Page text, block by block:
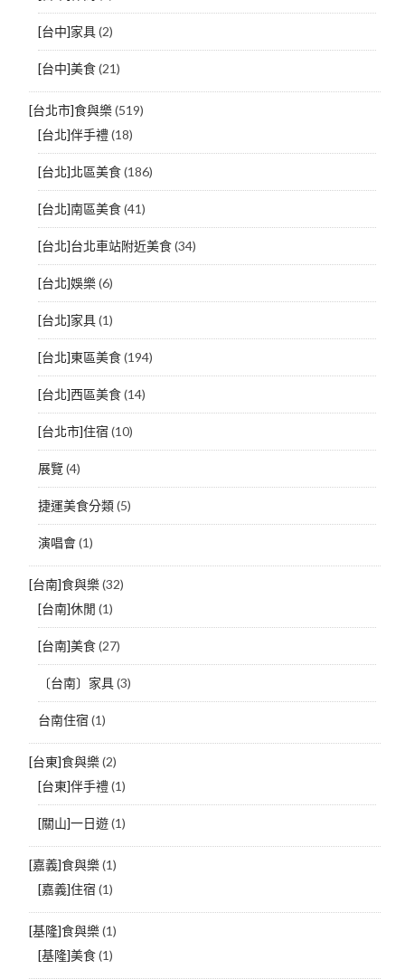
[台中]家具(2)
[台中]美食(21)
[台北市]食與樂(519)
[台北]伴手禮(18)
[台北]北區美食(186)
[台北]南區美食(41)
[台北]台北車站附近美食(34)
[台北]娛樂(6)
[台北]家具(1)
[台北]東區美食(194)
[台北]西區美食(14)
[台北市]住宿 (10)
展覽(4)
捷運美食分類(5)
演唱會(1)
[台南]食與樂(32)
[台南]休閒 (1)
[台南]美食(27)
〔台南〕家具(3)
台南住宿 (1)
[台東]食與樂(2)
[台東]伴手禮(1)
[關山]一日遊(1)
[嘉義]食與樂(1)
[嘉義]住宿 (1)
[基隆]食與樂(1)
[基隆]美食(1)